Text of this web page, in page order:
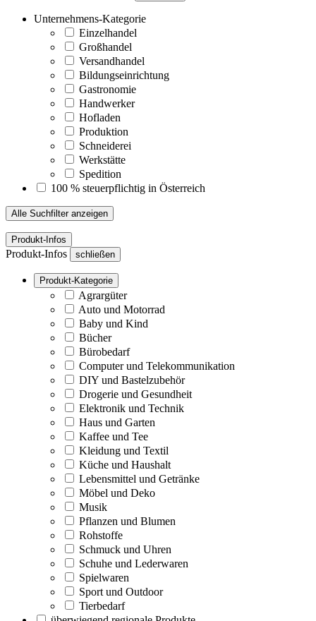
Unternehmens-Kategorie
Einzelhandel
Großhandel
Versandhandel
Bildungseinrichtung
Gastronomie
Handwerker
Hofladen
Produktion
Schneiderei
Werkstätte
Spedition
100 % steuerpflichtig in Österreich
Alle Suchfilter anzeigen
Produkt-Infos
Produkt-Infos schließen
Produkt-Kategorie
Agrargüter
Auto und Motorrad
Baby und Kind
Bücher
Bürobedarf
Computer und Telekommunikation
DIY und Bastelzubehör
Drogerie und Gesundheit
Elektronik und Technik
Haus und Garten
Kaffee und Tee
Kleidung und Textil
Küche und Haushalt
Lebensmittel und Getränke
Möbel und Deko
Musik
Pflanzen und Blumen
Rohstoffe
Schmuck und Uhren
Schuhe und Lederwaren
Spielwaren
Sport und Outdoor
Tierbedarf